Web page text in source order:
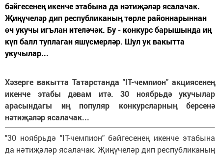
бәйгесенең икенче этабына да нәтиҗәләр ясалачак.
Җиңүчеләр дип республиканың төрле районнарыннан
өч укучы игълан ителәчәк. Бу - конкурс барышында иң
күп балл туплаган яшүсмерләр. Шул ук вакытта
укучылар...
Хәзерге вакытта Татарстанда "IT-чемпион" акциясенең
икенче этабы дәвам итә. 30 ноябрьдә укучылар
арасындагы иң популяр конкурсларның берсенә
нәтиҗәләр ясалачак...
"30 ноябрьдә "IT-чемпион" бәйгесенең икенче этабына
да нәтиҗәләр ясалачак. Җиңүчеләр дип республиканың